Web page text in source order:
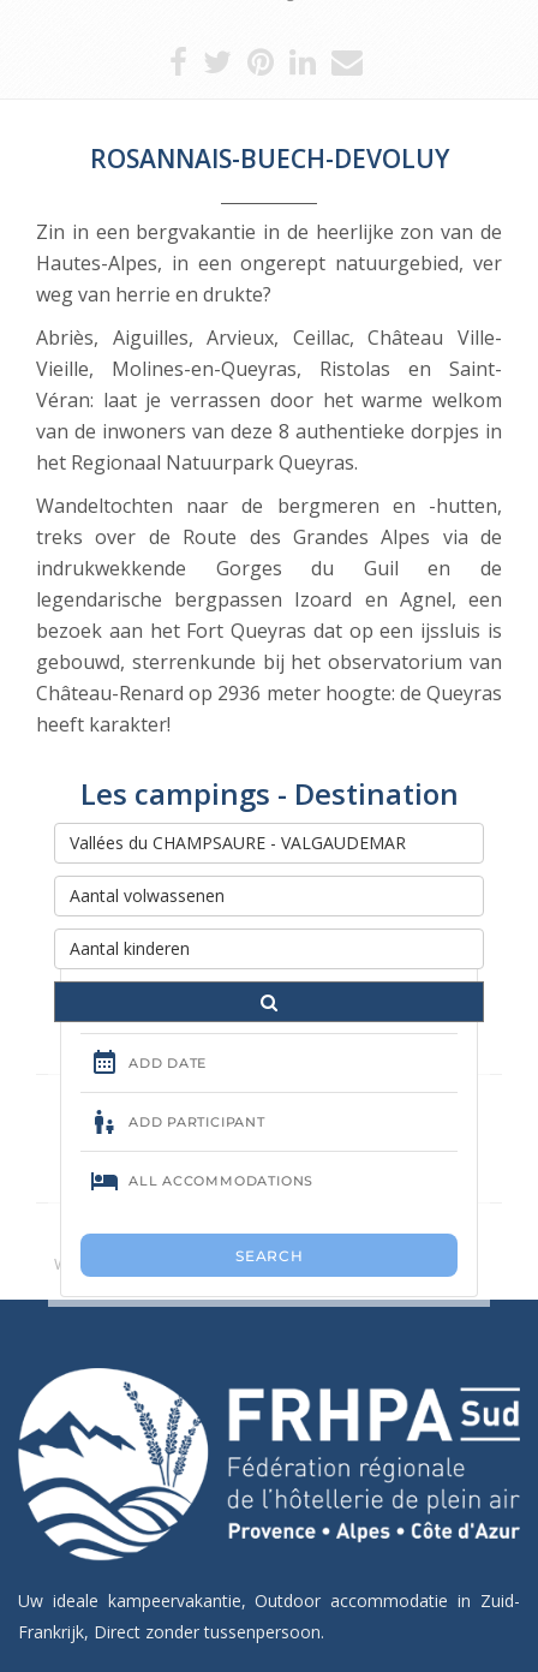
ROSANNAIS-BUECH-DEVOLUY
Zin in een bergvakantie in de heerlijke zon van de
Hautes-Alpes, in een ongerept natuurgebied, ver
weg van herrie en drukte?
Abriès, Aiguilles, Arvieux, Ceillac, Château Ville-
Vieille, Molines-en-Queyras, Ristolas en Saint-
Véran: laat je verrassen door het warme welkom
van de inwoners van deze 8 authentieke dorpjes in
het Regionaal Natuurpark Queyras.
Wandeltochten naar de bergmeren en -hutten,
treks over de Route des Grandes Alpes via de
indrukwekkende Gorges du Guil en de
legendarische bergpassen Izoard en Agnel, een
bezoek aan het Fort Queyras dat op een ijssluis is
gebouwd, sterrenkunde bij het observatorium van
Château-Renard op 2936 meter hoogte: de Queyras
heeft karakter!
Les campings - Destination
Rechercher et réserver votre
séjour
Geen camping gevonden.
We raden u aan het aantal zoekcriteria te verminderen.
Uw ideale kampeervakantie, Outdoor accommodatie in Zuid-
Frankrijk, Direct zonder tussenpersoon.